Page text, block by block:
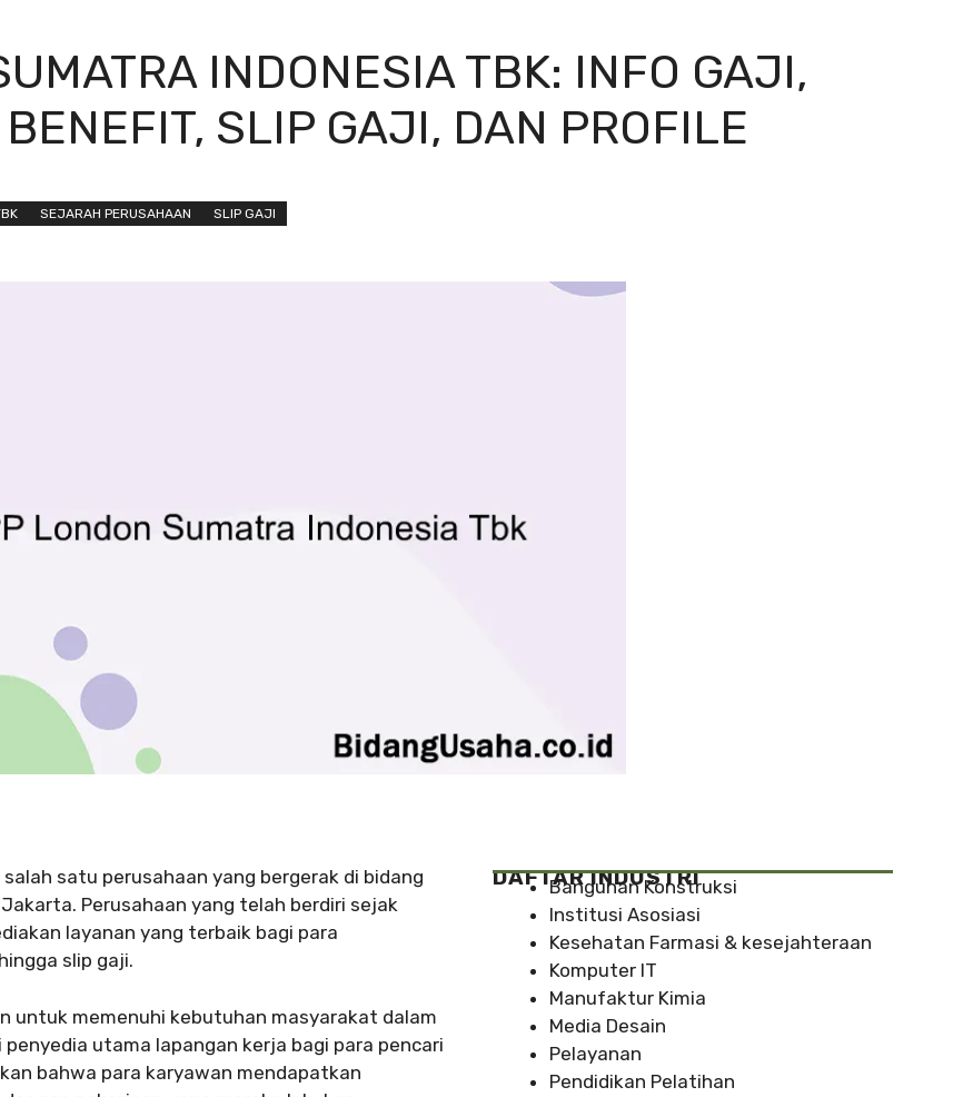
INDONESIA TBK: INFO GAJI,
SLIP GAJI, DAN PROFILE
SEJARAH PERUSAHAAN SLIP GAJI
satu perusahaan yang bergerak di bidang
Perusahaan yang telah berdiri sejak
layanan yang terbaik bagi para
slip gaji.
untuk memenuhi kebutuhan masyarakat dalam
utama lapangan kerja bagi para pencari
bahwa para karyawan mendapatkan
DAFTAR INDUSTRI
Bangunan Konstruksi
Institusi Asosiasi
Kesehatan Farmasi & kesejahteraan
Komputer IT
Manufaktur Kimia
Media Desain
Pelayanan
Pendidikan Pelatihan